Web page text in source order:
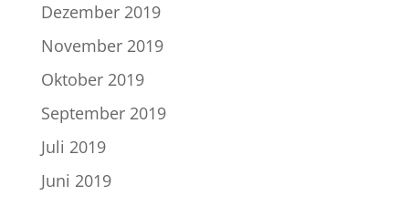
Dezember 2019
November 2019
Oktober 2019
September 2019
Juli 2019
Juni 2019